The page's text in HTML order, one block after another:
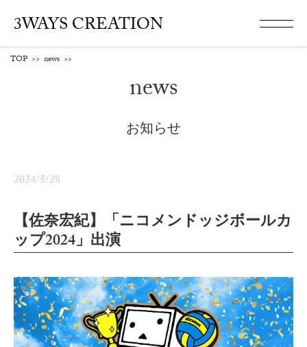
3WAYS CREATION
TOP >> news >>
news
お知らせ
2024/5/28
【佐奈宏紀】「ニコメンドッジボールカ
ップ2024」出演